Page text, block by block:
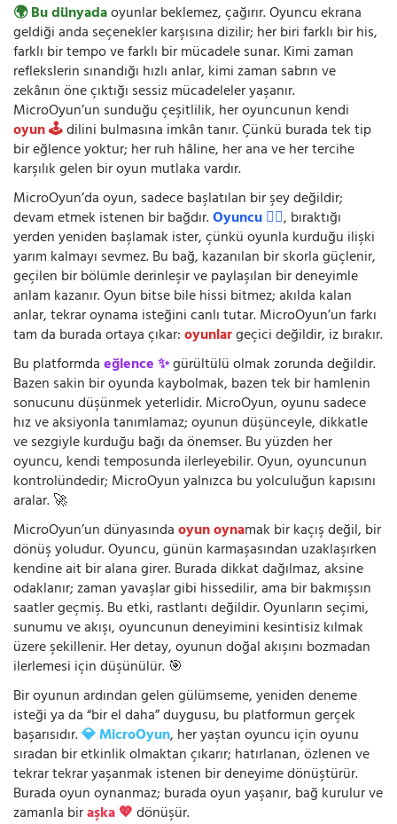
🌍 Bu dünyadaoyunlar beklemez, çağırır. Oyuncu ekrana
geldiği anda seçenekler karşısına dizilir; her biri farklı bir his,
farklı bir tempo ve farklı bir mücadele sunar. Kimi zaman
reflekslerin sınandığı hızlı anlar, kimi zaman sabrın ve
zekânın öne çıktığı sessiz mücadeleler yaşanır.
MicroOyun’un sunduğu çeşitlilik, her oyuncunun kendi
oyun 🕹️dilini bulmasına imkân tanır. Çünkü burada tek tip
bir eğlence yoktur; her ruh hâline, her ana ve her tercihe
karşılık gelen bir oyun mutlaka vardır.
MicroOyun’da oyun, sadece başlatılan bir şey değildir;
devam etmek istenen bir bağdır.Oyuncu 🧍‍♂️, bıraktığı
yerden yeniden başlamak ister, çünkü oyunla kurduğu ilişki
yarım kalmayı sevmez. Bu bağ, kazanılan bir skorla güçlenir,
geçilen bir bölümle derinleşir ve paylaşılan bir deneyimle
anlam kazanır. Oyun bitse bile hissi bitmez; akılda kalan
anlar, tekrar oynama isteğini canlı tutar. MicroOyun’un farkı
tam da burada ortaya çıkar:oyunlargeçici değildir, iz bırakır.
Bu platformdaeğlence ✨gürültülü olmak zorunda değildir.
Bazen sakin bir oyunda kaybolmak, bazen tek bir hamlenin
sonucunu düşünmek yeterlidir. MicroOyun, oyunu sadece
hız ve aksiyonla tanımlamaz; oyunun düşünceyle, dikkatle
ve sezgiyle kurduğu bağı da önemser. Bu yüzden her
oyuncu, kendi temposunda ilerleyebilir. Oyun, oyuncunun
kontrolündedir; MicroOyun yalnızca bu yolculuğun kapısını
aralar. 🚀
MicroOyun’un dünyasındaoyun oynamak bir kaçış değil, bir
dönüş yoludur. Oyuncu, günün karmaşasından uzaklaşırken
kendine ait bir alana girer. Burada dikkat dağılmaz, aksine
odaklanır; zaman yavaşlar gibi hissedilir, ama bir bakmışsın
saatler geçmiş. Bu etki, rastlantı değildir. Oyunların seçimi,
sunumu ve akışı, oyuncunun deneyimini kesintisiz kılmak
üzere şekillenir. Her detay, oyunun doğal akışını bozmadan
ilerlemesi için düşünülür. 🎯
Bir oyunun ardından gelen gülümseme, yeniden deneme
isteği ya da “bir el daha” duygusu, bu platformun gerçek
başarısıdır.💎 MicroOyun, her yaştan oyuncu için oyunu
sıradan bir etkinlik olmaktan çıkarır; hatırlanan, özlenen ve
tekrar tekrar yaşanmak istenen bir deneyime dönüştürür.
Burada oyun oynanmaz; burada oyun yaşanır, bağ kurulur ve
zamanla biraşka 💖dönüşür.